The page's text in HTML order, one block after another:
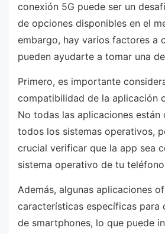
conexión 5G puede ser un
de opciones disponibles en el
embargo, hay varios factores a
pueden ayudarte a tomar una
Primero, es importante
compatibilidad de la aplicación
No todas las aplicaciones están
todos los sistemas operativos,
crucial verificar que la app sea
sistema operativo de tu
Además, algunas aplicaciones
características específicas para
de smartphones, lo que puede